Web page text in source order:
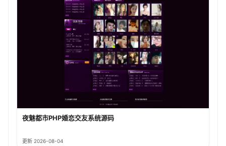
夜魅都市PHP婚恋交友系统源码
更新 2026-08-04